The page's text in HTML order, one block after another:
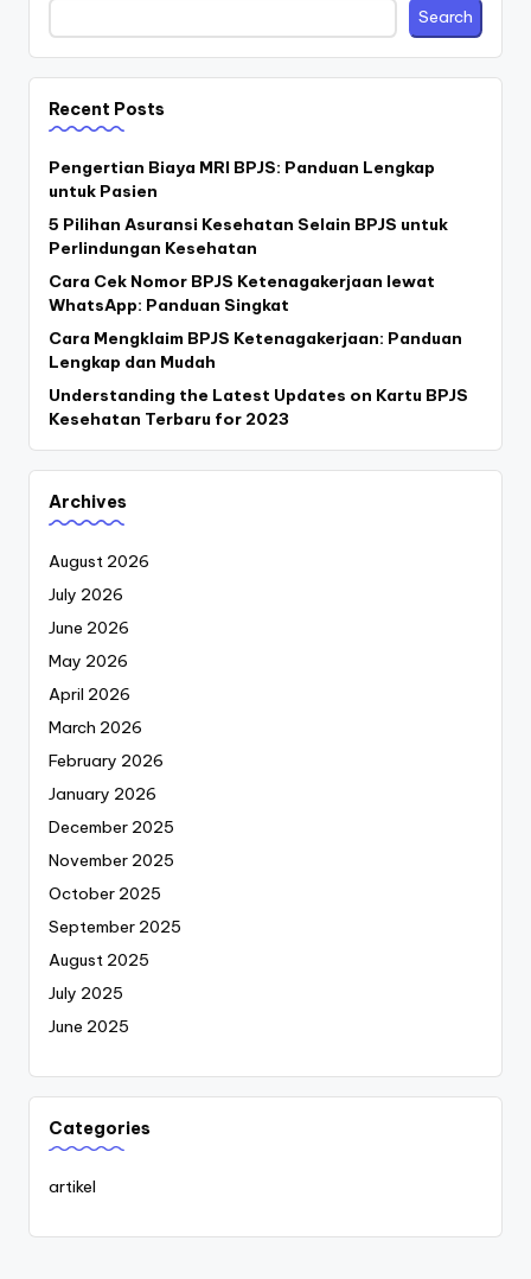
Search
Recent Posts
Pengertian Biaya MRI BPJS: Panduan Lengkap
untuk Pasien
5 Pilihan Asuransi Kesehatan Selain BPJS untuk
Perlindungan Kesehatan
Cara Cek Nomor BPJS Ketenagakerjaan lewat
WhatsApp: Panduan Singkat
Cara Mengklaim BPJS Ketenagakerjaan: Panduan
Lengkap dan Mudah
Understanding the Latest Updates on Kartu BPJS
Kesehatan Terbaru for 2023
Archives
August 2026
July 2026
June 2026
May 2026
April 2026
March 2026
February 2026
January 2026
December 2025
November 2025
October 2025
September 2025
August 2025
July 2025
June 2025
Categories
artikel